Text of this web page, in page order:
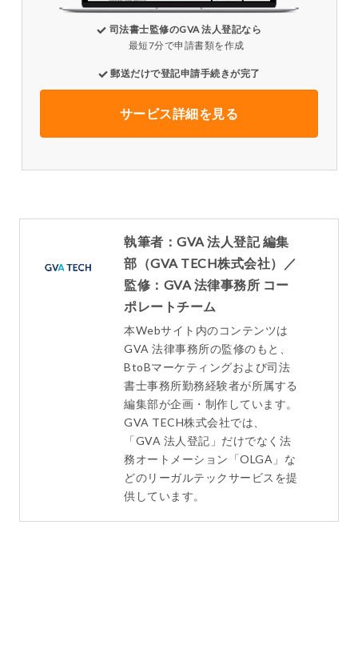
司法書士監修のGVA 法人登記なら
最短7分で申請書類を作成
郵送だけで登記申請手続きが完了
サービス詳細を見る
執筆者：GVA 法人登記 編集
部（GVA TECH株式会社）／
監修：GVA 法律事務所 コー
ポレートチーム
本Webサイト内のコンテンツは
GVA 法律事務所の監修のもと、
BtoBマーケティングおよび司法
書士事務所勤務経験者が所属する
編集部が企画・制作しています。
GVA TECH株式会社では、
「GVA 法人登記」だけでなく法
務オートメーション「OLGA」な
どのリーガルテックサービスを提
供しています。